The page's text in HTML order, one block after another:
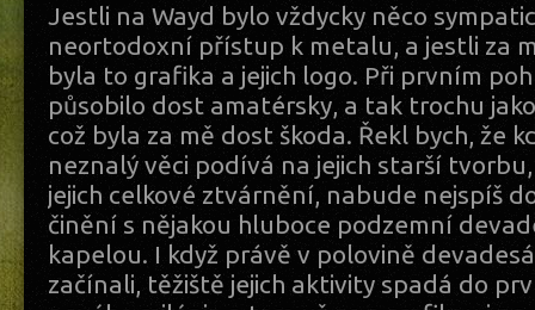
Jestli na Wayd bylo vždycky něco
neortodoxní přístup k metalu, a jestli za
byla to grafika a jejich logo. Při prvním
působilo dost amatérsky, a tak trochu
což byla za mě dost škoda. Řekl bych, že
neznalý věci podívá na jejich starší
jejich celkové ztvárnění, nabude nejspíš
činění s nějakou hluboce podzemní
kapelou. I když právě v polovině
začínali, těžiště jejich aktivity spadá do